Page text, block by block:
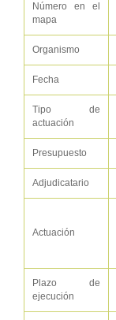
Número en el
mapa
Organismo
Fecha
Tipo de
actuación
Presupuesto
Adjudicatario
Actuación
Plazo de
ejecución